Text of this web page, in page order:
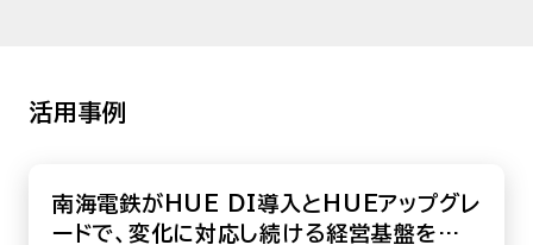
活用事例
南海電鉄がHUE DI導入とHUEアップグレ
ードで、変化に対応し続ける経営基盤を構